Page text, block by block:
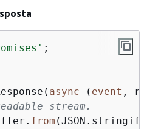
;
async ( event ,
stream.
from